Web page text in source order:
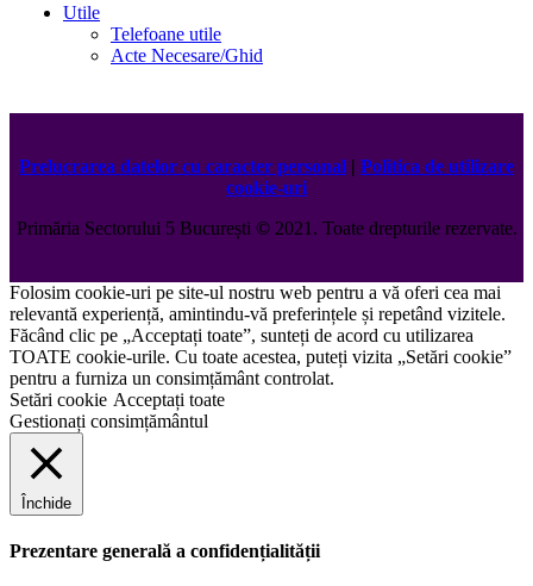
Utile
Telefoane utile
Acte Necesare/Ghid
Prelucrarea datelor cu caracter personal | Politica de utilizare
cookie-uri
Primăria Sectorului 5 București ©️2021. Toate drepturile rezervate.
Folosim cookie-uri pe site-ul nostru web pentru a vă oferi cea mai
relevantă experiență, amintindu-vă preferințele și repetând vizitele.
Făcând clic pe „Acceptați toate”, sunteți de acord cu utilizarea
TOATE cookie-urile. Cu toate acestea, puteți vizita „Setări cookie”
pentru a furniza un consimțământ controlat.
Setări cookie Acceptați toate
Gestionați consimțământul
Închide
Prezentare generală a confidențialității